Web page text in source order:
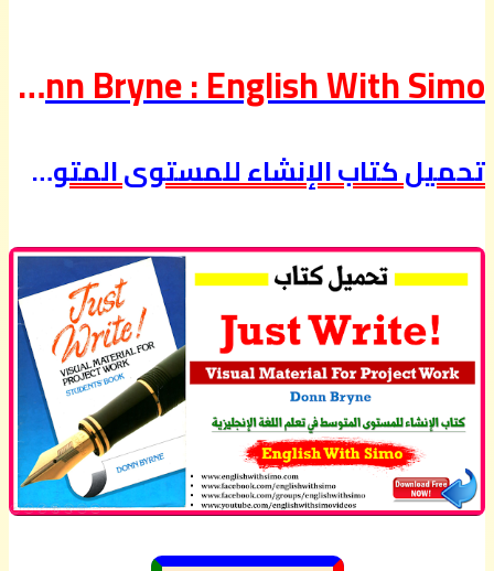
Download Just Write! By Donn Bryne : English With Simo
تحميل كتاب الإنشاء للمستوى المتوسط في تعلم اللغة الإنجليزية: الإنجليزية مع السيمو